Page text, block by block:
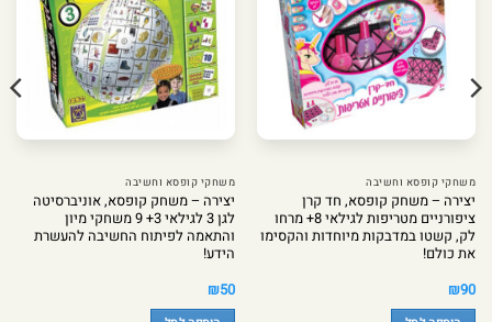
משחקי קופסא וחשיבה
יצירה – משחק קופסא, חד קרן
ציפורניים מטריפות לגילאי 8+ מרחו
לק, קשטו במדבקות מיוחדות והקסימו
את כולם!
₪90
משחקי קופסא וחשיבה
יצירה – משחק קופסא, אוניברסיטה
לגן 3 לגילאי 3+ 9 משחקי מיון
והתאמה לפיתוח החשיבה להעשרת
הידע!
₪50